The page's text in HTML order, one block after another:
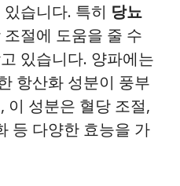
습니다. 특히 당뇨
절에 도움을 줄 수
있습니다. 양파에는
항산화 성분이 풍부
이 성분은 혈당 조절,
등 다양한 효능을 가